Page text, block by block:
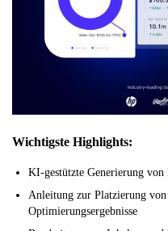
Wichtigste Highlights:
KI-gestützte Generierung von
Anleitung zur Platzierung von
Optimierungsergebnisse